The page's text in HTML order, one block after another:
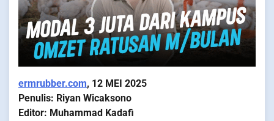
ermrubber.com, 12 MEI 2025
Penulis: Riyan Wicaksono
Editor: Muhammad Kadafi